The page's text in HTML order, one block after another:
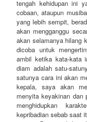
tengah kehidupan ini
cobaan, ataupun
yang lebih sempit,
akan mengganggu
akan selamanya hilang
dicoba untuk
ambil ketika kata-kata
diam adalah satu-
satunya cara ini akan
kepala, saya akan
menyita keyakinan dan
menghidupkan
kepribadian sebab saat